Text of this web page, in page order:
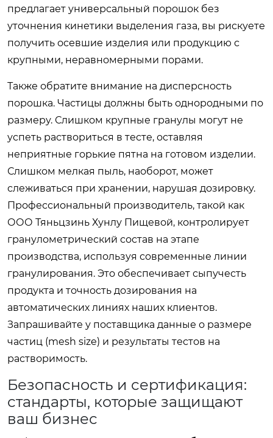
предлагает универсальный порошок без
уточнения кинетики выделения газа, вы рискуете
получить осевшие изделия или продукцию с
крупными, неравномерными порами.
Также обратите внимание на дисперсность
порошка. Частицы должны быть однородными по
размеру. Слишком крупные гранулы могут не
успеть раствориться в тесте, оставляя
неприятные горькие пятна на готовом изделии.
Слишком мелкая пыль, наоборот, может
слеживаться при хранении, нарушая дозировку.
Профессиональный производитель, такой как
ООО Тяньцзинь Хунлу Пищевой, контролирует
гранулометрический состав на этапе
производства, используя современные линии
гранулирования. Это обеспечивает сыпучесть
продукта и точность дозирования на
автоматических линиях наших клиентов.
Запрашивайте у поставщика данные о размере
частиц (mesh size) и результаты тестов на
растворимость.
Безопасность и сертификация:
стандарты, которые защищают
ваш бизнес